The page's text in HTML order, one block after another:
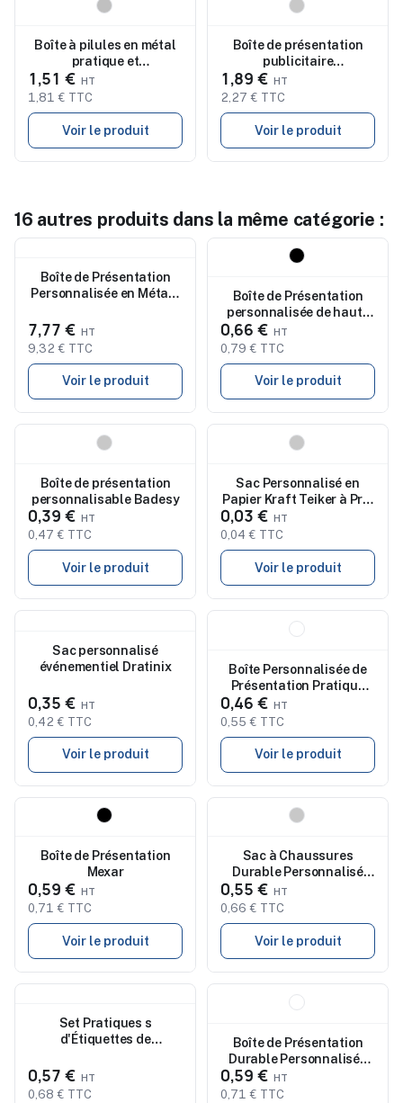
Boîte à pilules en métal
pratique et
personnalisée - Zara
1,51 €
1,81 € TTC
Voir le produit
Boîte de présentation
publicitaire
personnalisée Macalix
1,89 €
2,27 € TTC
Voir le produit
16 autres produits dans la même catégorie :
Boîte de Présentation
Personnalisée en Métal -
Publicitaires
7,77 €
9,32 € TTC
Voir le produit
Boîte de Présentation
personnalisée de haute
qualité Steffon
0,66 €
0,79 € TTC
Voir le produit
Boîte de présentation
personnalisable Badesy
0,39 €
0,47 € TTC
Voir le produit
Sac Personnalisé en
Papier Kraft Teiker à Prix
Abordable
0,03 €
0,04 € TTC
Voir le produit
Sac personnalisé
événementiel Dratinix
0,35 €
0,42 € TTC
Voir le produit
Boîte Personnalisée de
Présentation Pratique
Kuolux
0,46 €
0,55 € TTC
Voir le produit
Boîte de Présentation
Mexar
0,59 €
0,71 € TTC
Voir le produit
Sac à Chaussures
Durable Personnalisé
Kaiki Fairtrade pas cher
0,55 €
0,66 € TTC
Voir le produit
Set Pratiques s
d'Étiquettes de
0,57 €
0,68 € TTC
Boîte de Présentation
Durable Personnalisée
pas cher Fissur
0,59 €
0,71 € TTC